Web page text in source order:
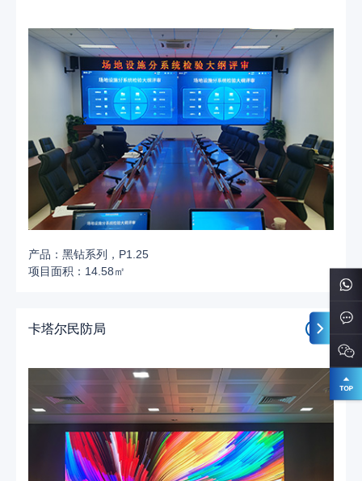
产品：黑钻系列，P1.25
项目面积：14.58㎡
卡塔尔民防局